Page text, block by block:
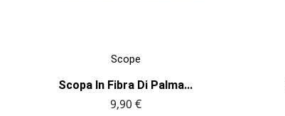
Scope
Scopa In Fibra Di Palma...
9,90 €
ANTEPRIMA